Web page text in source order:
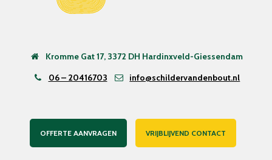
Kromme Gat 17, 3372 DH Hardinxveld-Giessendam
06 – 20416703
info@schildervandenbout.nl
OFFERTE AANVRAGEN VRIJBLIJVEND CONTACT